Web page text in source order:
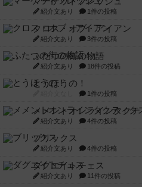
紹介文あり 1件の投稿
クロス・オブ・アイアン
紹介文あり 3件の投稿
ふたつの街の物語
紹介文あり 18件の投稿
とうほうの！
1件の投稿
メメントオンラインタクテ
紹介文あり 4件の投稿
ブリックス
紹介文あり 4件の投稿
ダグエイトチェス
紹介文あり 11件の投稿